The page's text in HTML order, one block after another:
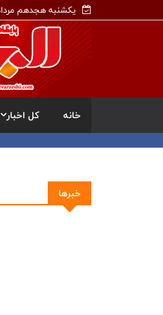
یکشنبه هجدهم
خانه کل اخبار
خبرها